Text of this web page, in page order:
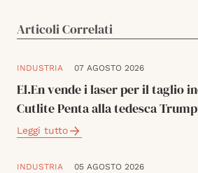
Articoli Correlati
INDUSTRIA 07 AGOSTO 2026
El.En vende i laser per il taglio
Cutlite Penta alla tedesca
Leggi tutto
INDUSTRIA 05 AGOSTO 2026